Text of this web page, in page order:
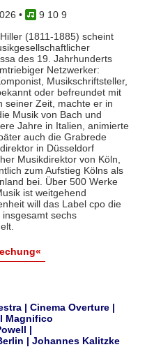
•
9 10 9
(1811-1885) scheint
des 19. Jahrhunderts
Netzwerker:
Musikschriftsteller,
oder befreundet mit
seiner Zeit, machte er in
Musik von Bach und
Jahre in Italien, animierte
auch die Grabrede
in Düsseldorf
Musikdirektor von Köln,
zum Aufstieg Kölns als
bei. Über 500 Werke
ist weitgehend
will das Label cpo die
sechs
| Cinema Overture |
Magnifico
|
| Johannes Kalitzke